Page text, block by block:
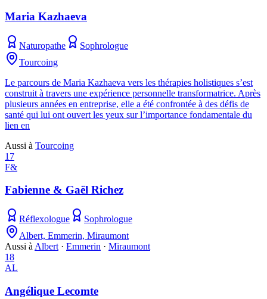
Maria Kazhaeva
Naturopathe
Sophrologue
Tourcoing
Le parcours de Maria Kazhaeva vers les thérapies holistiques s’est
construit à travers une expérience personnelle transformatrice. Après
plusieurs années en entreprise, elle a été confrontée à des défis de
santé qui lui ont ouvert les yeux sur l’importance fondamentale du
lien en
Aussi à Tourcoing
17
F&
Fabienne & Gaël Richez
Réflexologue
Sophrologue
Albert, Emmerin, Miraumont
Aussi à Albert · Emmerin · Miraumont
18
AL
Angélique Lecomte